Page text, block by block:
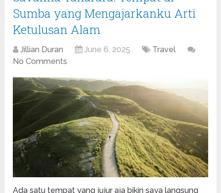
Sumba yang Mengajarkanku Arti
Ketulusan Alam
Jillian Duran June 6, 2025
Travel
No Comments
Ada satu tempat yang jujur aja bikin saya langsung